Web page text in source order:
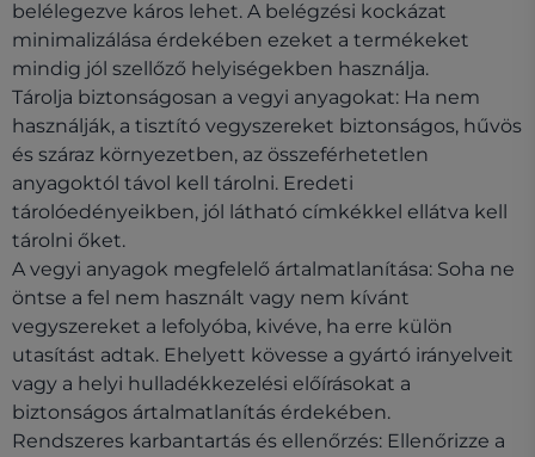
belélegezve káros lehet. A belégzési kockázat
minimalizálása érdekében ezeket a termékeket
mindig jól szellőző helyiségekben használja.
Tárolja biztonságosan a vegyi anyagokat: Ha nem
használják, a tisztító vegyszereket biztonságos, hűvös
és száraz környezetben, az összeférhetetlen
anyagoktól távol kell tárolni. Eredeti
tárolóedényeikben, jól látható címkékkel ellátva kell
tárolni őket.
A vegyi anyagok megfelelő ártalmatlanítása: Soha ne
öntse a fel nem használt vagy nem kívánt
vegyszereket a lefolyóba, kivéve, ha erre külön
utasítást adtak. Ehelyett kövesse a gyártó irányelveit
vagy a helyi hulladékkezelési előírásokat a
biztonságos ártalmatlanítás érdekében.
Rendszeres karbantartás és ellenőrzés: Ellenőrizze a